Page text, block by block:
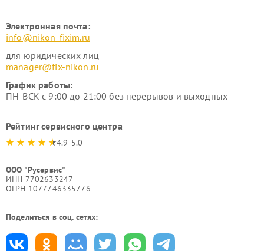
Электронная почта:
info@nikon-fixim.ru
для юридических лиц
manager@fix-nikon.ru
График работы:
ПН-ВСК с 9:00 до 21:00 без перерывов и выходных
Рейтинг сервисного центра
4.9-5.0
ООО "Русервис"
ИНН 7702633247
ОГРН 1077746335776
Поделиться в соц. сетях: